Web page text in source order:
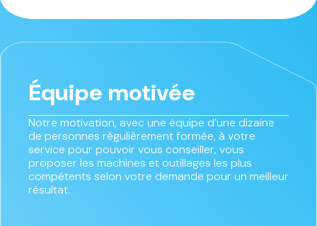
Équipe motivée
Notre motivation, avec une équipe d’une dizaine
de personnes régulièrement formée, à votre
service pour pouvoir vous conseiller, vous
proposer les machines et outillages les plus
compétents selon votre demande pour un meilleur
résultat.